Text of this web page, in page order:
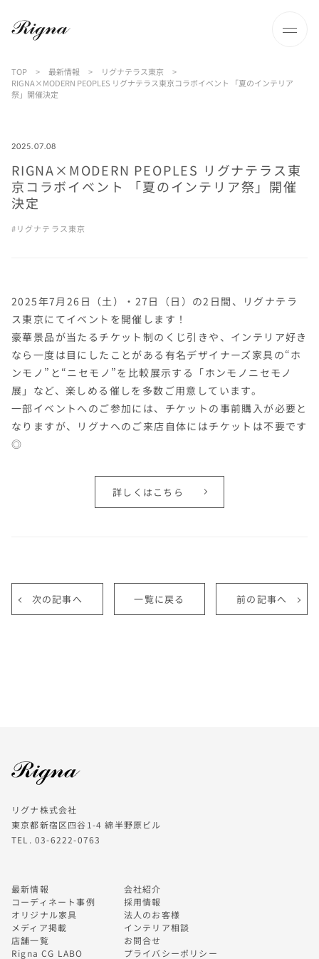
TOP > 最新情報 > リグナテラス東京
>
RIGNA×MODERN PEOPLES リグナテラス東京コラボイベント 「夏のインテリア
祭」開催決定
2025.07.08
RIGNA×MODERN PEOPLES リグナテラス東
京コラボイベント 「夏のインテリア祭」開催
決定
リグナテラス東京
2025年7月26日（土）・27日（日）の2日間、リグナテラ
ス東京にてイベントを開催します！
豪華景品が当たるチケット制のくじ引きや、インテリア好き
なら一度は目にしたことがある有名デザイナーズ家具の“ホ
ンモノ”と“ニセモノ”を比較展示する「ホンモノニセモノ
展」など、楽しめる催しを多数ご用意しています。
一部イベントへのご参加には、チケットの事前購入が必要と
なりますが、リグナへのご来店自体にはチケットは不要です
◎
詳しくはこちら
次の記事へ 一覧に戻る 前の記事へ
リグナ株式会社
東京都新宿区四谷1-4 綿半野原ビル
TEL. 03-6222-0763
最新情報
コーディネート事例
オリジナル家具
メディア掲載
店舗一覧
Rigna CG LABO
会社紹介
採用情報
法人のお客様
インテリア相談
お問合せ
プライバシーポリシー